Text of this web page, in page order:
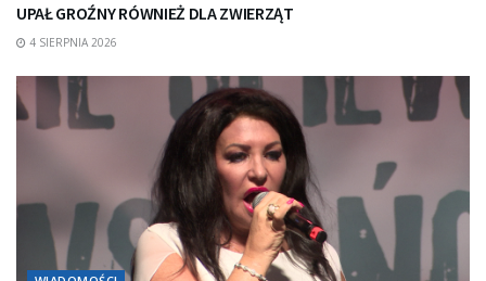
UPAŁ GROŹNY RÓWNIEŻ DLA ZWIERZĄT
4 SIERPNIA 2026